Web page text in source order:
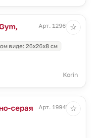
Арт. 12961.11
виде: 26х26х8 см
Korin
☆
серая
Арт. 19945.13
☆